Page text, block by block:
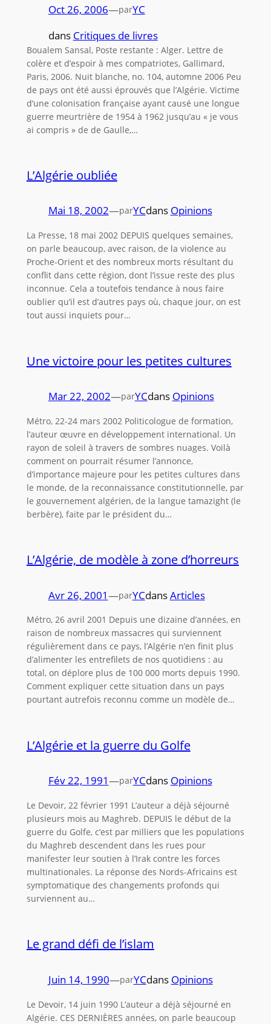
Oct 26, 2006—parYC
dans Critiques de livres
Boualem Sansal, Poste restante : Alger. Lettre de
colère et d’espoir à mes compatriotes, Gallimard,
Paris, 2006. Nuit blanche, no. 104, automne 2006 Peu
de pays ont été aussi éprou­vés que l’Algérie. Victime
d’une colonisation française ayant causé une longue
guerre meur­trière de 1954 à 1962 jusqu’au « je vous
ai compris » de de Gaulle,…
L’Algérie oubliée
Mai 18, 2002—parYCdans Opinions
La Presse, 18 mai 2002 DEPUIS quelques semaines,
on parle beaucoup, avec raison, de la violence au
Proche-Orient et des nombreux morts résultant du
conflit dans cette région, dont l’issue reste des plus
inconnue. Cela a toutefois tendance à nous faire
oublier qu’il est d’autres pays où, chaque jour, on est
tout aussi inquiets pour…
Une victoire pour les petites cultures
Mar 22, 2002—parYCdans Opinions
Métro, 22-24 mars 2002 Politicologue de formation,
l’auteur œuvre en développement international. Un
rayon de soleil à travers de sombres nuages. Voilà
comment on pourrait résumer l’annonce,
d’importance majeure pour les petites cultures dans
le monde, de la reconnaissance constitutionnelle, par
le gouvernement algérien, de la langue tamazight (le
berbère), faite par le président du…
L’Algérie, de modèle à zone d’horreurs
Avr 26, 2001—parYCdansArticles
Métro, 26 avril 2001 Depuis une dizaine d’années, en
raison de nombreux massacres qui surviennent
régulièrement dans ce pays, l’Algérie n’en finit plus
d’alimenter les entrefilets de nos quotidiens : au
total, on déplore plus de 100 000 morts depuis 1990.
Comment expliquer cette situation dans un pays
pourtant autrefois reconnu comme un modèle de…
L’Algérie et la guerre du Golfe
Fév 22, 1991—parYCdans Opinions
Le Devoir, 22 février 1991 L’auteur a déjà séjourné
plusieurs mois au Maghreb. DEPUIS le début de la
guerre du Golfe, c’est par milliers que les populations
du Maghreb descendent dans les rues pour
manifester leur soutien à l’Irak contre les forces
multinationales. La réponse des Nords-Africains est
symptomatique des changements profonds qui
surviennent au…
Le grand défi de l’islam
Juin 14, 1990—parYCdans Opinions
Le Devoir, 14 juin 1990 L’auteur a déjà séjourné en
Algérie. CES DERNIÈRES années, on parle beaucoup